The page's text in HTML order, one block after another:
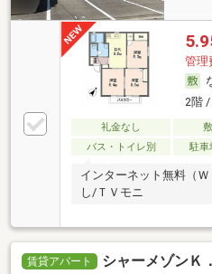
管理
2階 /
礼金なし
バス・トイレ別
駐車
インターネット無料（
し/ＴＶモニ
賃貸アパート シャーメゾンＫ